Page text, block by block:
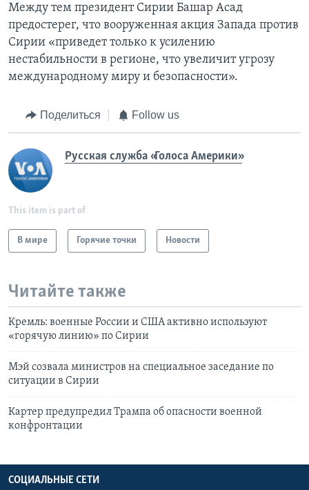
Между тем президент Сирии Башар Асад
предостерег, что вооруженная акция Запада против
Сирии «приведет только к усилению
нестабильности в регионе, что увеличит угрозу
международному миру и безопасности».
Поделиться Follow us
Русская служба «Голоса Америки»
This item is part of
В мире Горячие точки Новости
Читайте также
Кремль: военные России и США активно используют
«горячую линию» по Сирии
Мэй созвала министров на специальное заседание по
ситуации в Сирии
Картер предупредил Трампа об опасности военной
конфронтации
СОЦИАЛЬНЫЕ СЕТИ